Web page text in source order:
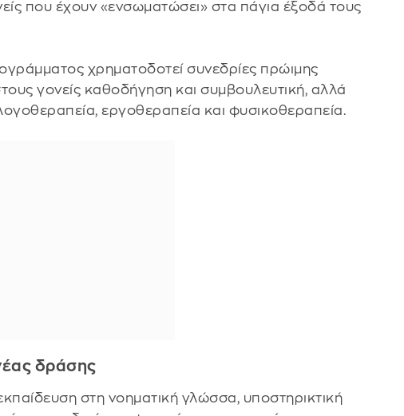
που έχουν «ενσωματώσει» στα πάγια έξοδά τους
χρηματοδοτεί συνεδρίες πρώιμης
γονείς καθοδήγηση και συμβουλευτική, αλλά
εργοθεραπεία και φυσικοθεραπεία.
δράσης
στη νοηματική γλώσσα, υποστηρικτική